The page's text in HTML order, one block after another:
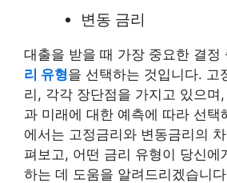
변동 금리
대출을 받을 때 가장 중요한 결정
리 유형을 선택하는 것입니다. 고
리, 각각 장단점을 가지고 있으며
과 미래에 대한 예측에 따라 선택
에서는 고정금리와 변동금리의
펴보고, 어떤 금리 유형이 당신에
하는 데 도움을 알려드리겠습니